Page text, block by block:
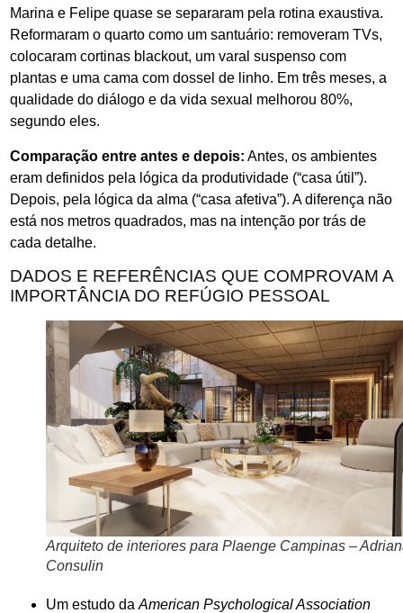
Marina e Felipe quase se separaram pela rotina exaustiva.
Reformaram o quarto como um santuário: removeram TVs,
colocaram cortinas blackout, um varal suspenso com
plantas e uma cama com dossel de linho. Em três meses, a
qualidade do diálogo e da vida sexual melhorou 80%,
segundo eles.
Comparação entre antes e depois: Antes, os ambientes
eram definidos pela lógica da produtividade (“casa útil”).
Depois, pela lógica da alma (“casa afetiva”). A diferença não
está nos metros quadrados, mas na intenção por trás de
cada detalhe.
DADOS E REFERÊNCIAS QUE COMPROVAM A
IMPORTÂNCIA DO REFÚGIO PESSOAL
Arquiteto de interiores para Plaenge Campinas –
Consulin
Um estudo da American Psychological Association